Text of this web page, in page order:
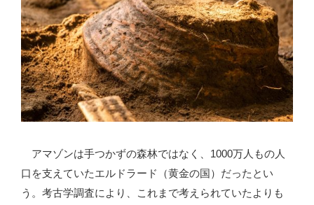
アマゾンは手つかずの森林ではなく、1000万人もの人
口を支えていたエルドラード（黄金の国）だったとい
う。考古学調査により、これまで考えられていたよりも